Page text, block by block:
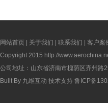
网站首页 关于我们 联系我们 客户案
Copyright 2015 http://
公司地址：山东省济南市槐荫区齐州
Built By 九维互动 技术支持 鲁ICP备